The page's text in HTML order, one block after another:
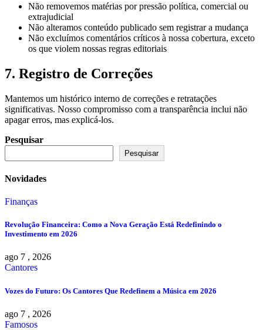
Não removemos matérias por pressão política, comercial ou
extrajudicial
Não alteramos conteúdo publicado sem registrar a mudança
Não excluímos comentários críticos à nossa cobertura, exceto
os que violem nossas regras editoriais
7. Registro de Correções
Mantemos um histórico interno de correções e retratações
significativas. Nosso compromisso com a transparência inclui não
apagar erros, mas explicá-los.
Pesquisar
Pesquisar
Novidades
Finanças
Revolução Financeira: Como a Nova Geração Está Redefinindo o
Investimento em 2026
ago 7 , 2026
Cantores
Vozes do Futuro: Os Cantores Que Redefinem a Música em 2026
ago 7 , 2026
Famosos